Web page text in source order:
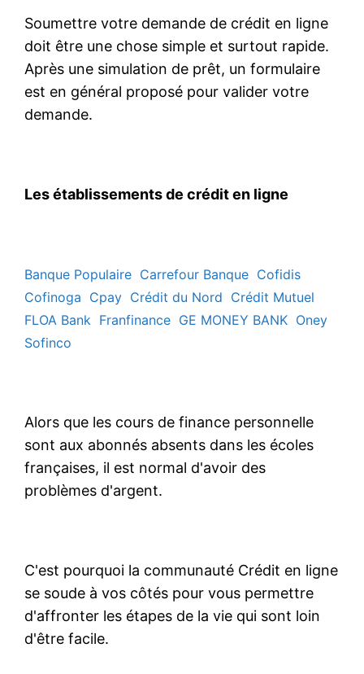
Soumettre votre demande de crédit en ligne
doit être une chose simple et surtout rapide.
Après une simulation de prêt, un formulaire
est en général proposé pour valider votre
demande.
Les établissements de crédit en ligne
Banque Populaire Carrefour Banque Cofidis
Cofinoga Cpay Crédit du Nord Crédit Mutuel
FLOA Bank Franfinance GE MONEY BANK Oney
Sofinco
Alors que les cours de finance personnelle
sont aux abonnés absents dans les écoles
françaises, il est normal d'avoir des
problèmes d'argent.
C'est pourquoi la communauté Crédit en ligne
se soude à vos côtés pour vous permettre
d'affronter les étapes de la vie qui sont loin
d'être facile.